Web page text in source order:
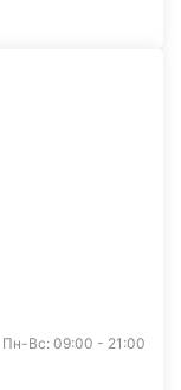
Пн-Вс: 09:00 - 21:00